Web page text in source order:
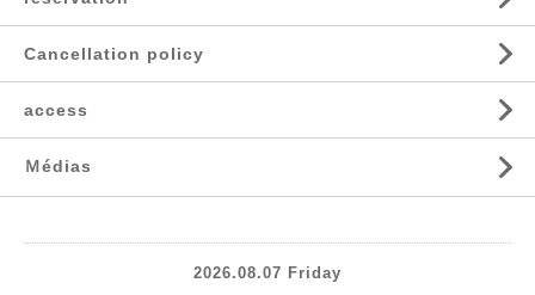
Cancellation policy
access
Ｍédias
2026.08.07 Friday